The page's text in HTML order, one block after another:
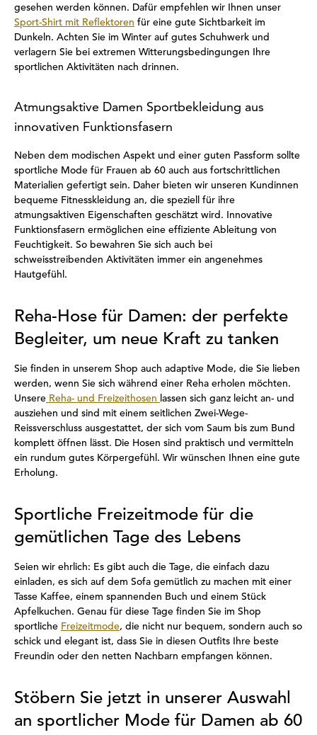
gesehen werden können. Dafür empfehlen wir Ihnen unser
Sport-Shirt mit Reflektoren für eine gute Sichtbarkeit im
Dunkeln. Achten Sie im Winter auf gutes Schuhwerk und
verlagern Sie bei extremen Witterungsbedingungen Ihre
sportlichen Aktivitäten nach drinnen.
Atmungsaktive Damen Sportbekleidung aus
innovativen Funktionsfasern
Neben dem modischen Aspekt und einer guten Passform sollte
sportliche Mode für Frauen ab 60 auch aus fortschrittlichen
Materialien gefertigt sein. Daher bieten wir unseren Kundinnen
bequeme Fitnesskleidung an, die speziell für ihre
atmungsaktiven Eigenschaften geschätzt wird. Innovative
Funktionsfasern ermöglichen eine effiziente Ableitung von
Feuchtigkeit. So bewahren Sie sich auch bei
schweisstreibenden Aktivitäten immer ein angenehmes
Hautgefühl.
Reha-Hose für Damen: der perfekte
Begleiter, um neue Kraft zu tanken
Sie finden in unserem Shop auch adaptive Mode, die Sie lieben
werden, wenn Sie sich während einer Reha erholen möchten.
Unsere Reha- und Freizeithosen lassen sich ganz leicht an- und
ausziehen und sind mit einem seitlichen Zwei-Wege-
Reissverschluss ausgestattet, der sich vom Saum bis zum Bund
komplett öffnen lässt. Die Hosen sind praktisch und vermitteln
ein rundum gutes Körpergefühl. Wir wünschen Ihnen eine gute
Erholung.
Sportliche Freizeitmode für die
gemütlichen Tage des Lebens
Seien wir ehrlich: Es gibt auch die Tage, die einfach dazu
einladen, es sich auf dem Sofa gemütlich zu machen mit einer
Tasse Kaffee, einem spannenden Buch und einem Stück
Apfelkuchen. Genau für diese Tage finden Sie im Shop
sportliche Freizeitmode, die nicht nur bequem, sondern auch so
schick und elegant ist, dass Sie in diesen Outfits Ihre beste
Freundin oder den netten Nachbarn empfangen können.
Stöbern Sie jetzt in unserer Auswahl
an sportlicher Mode für Damen ab 60